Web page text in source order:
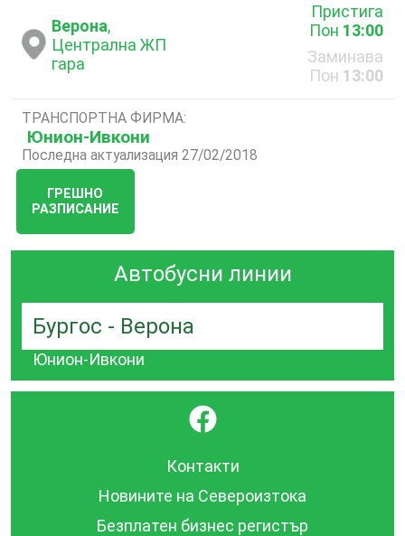
Верона,
Централна ЖП
гара
Пристига
Пон 13:00
Заминава
Пон 13:00
ТРАНСПОРТНА ФИРМА:
Юнион-Ивкони
Последна актуализация 27/02/2018
ГРЕШНО
РАЗПИСАНИЕ
Автобусни линии
Бургос - Верона
Юнион-Ивкони
}
Контакти
Новините на Североизтока
Безплатен бизнес регистър